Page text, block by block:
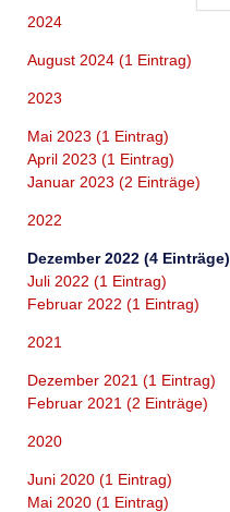
mit
von
Namen!
Collins
vom
NIH
2024
August 2024 (1 Eintrag)
2023
Mai 2023 (1 Eintrag)
April 2023 (1 Eintrag)
Januar 2023 (2 Einträge)
2022
Dezember 2022 (4 Einträge)
Juli 2022 (1 Eintrag)
Februar 2022 (1 Eintrag)
2021
Dezember 2021 (1 Eintrag)
Februar 2021 (2 Einträge)
2020
Juni 2020 (1 Eintrag)
Mai 2020 (1 Eintrag)